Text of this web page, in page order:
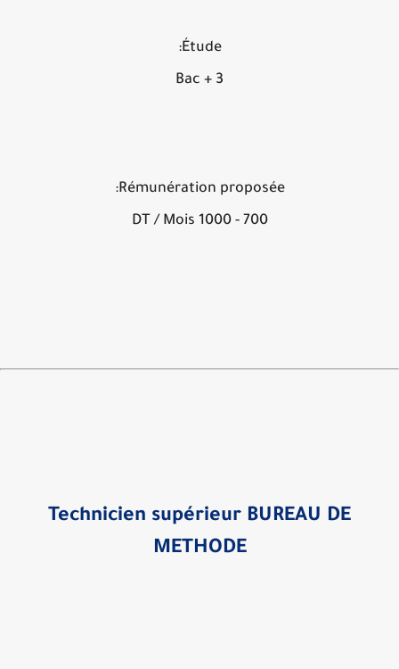
Étude:
Bac + 3
Rémunération proposée:
700 - 1000 DT / Mois
Technicien supérieur BUREAU DE
METHODE